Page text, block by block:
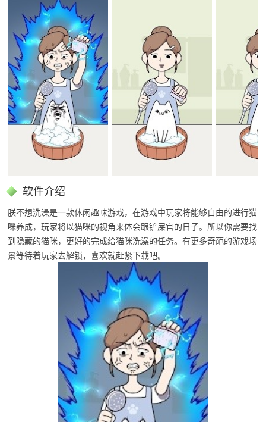
软件介绍
朕不想洗澡是一款休闲趣味游戏，在游戏中玩家将能够自由的进行猫
咪养成，玩家将以猫咪的视角来体会跟铲屎官的日子。所以你需要找
到隐藏的猫咪，更好的完成给猫咪洗澡的任务。有更多奇葩的游戏场
景等待着玩家去解锁，喜欢就赶紧下载吧。